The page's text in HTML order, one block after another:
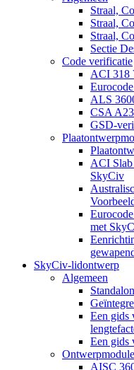
Straal,
Straal,
Straal,
Sectie
Code verificatie
ACI 318
ALS
CSA
GSD-
ACI Slab
SkyCiv
met
SkyCiv-lidontwerp
Algemeen
Een gids
Een gids
AISC